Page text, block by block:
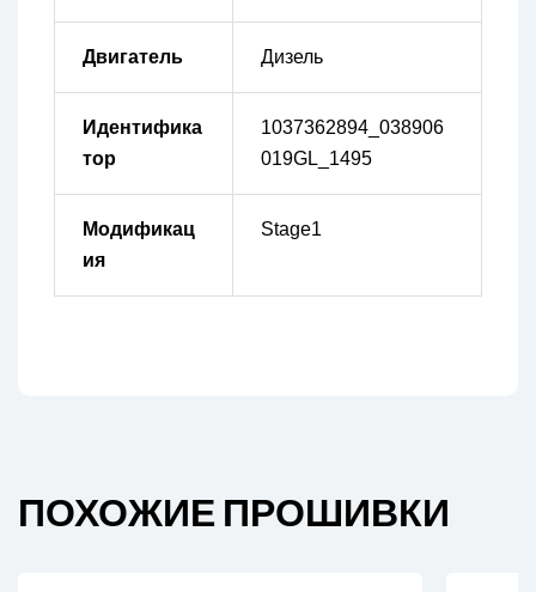
Двигатель Дизель
Идентифика
тор
1037362894_038906
019GL_1495
Модификац
ия
Stage1
ПОХОЖИЕ ПРОШИВКИ